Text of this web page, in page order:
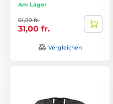
Am Lager
61,99 fr.
31,00 fr.
Vergleichen